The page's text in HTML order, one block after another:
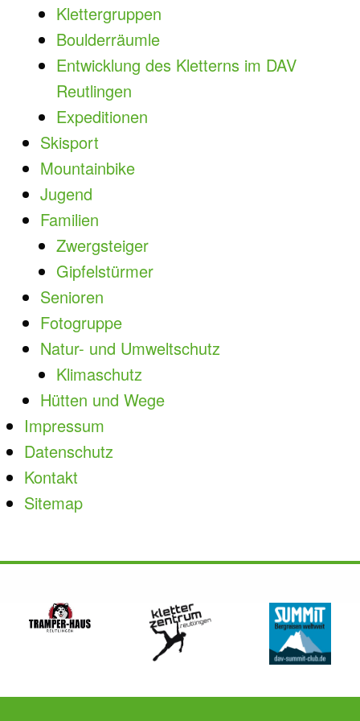
Klettergruppen
Boulderräumle
Entwicklung des Kletterns im DAV
Reutlingen
Expeditionen
Skisport
Mountainbike
Jugend
Familien
Zwergsteiger
Gipfelstürmer
Senioren
Fotogruppe
Natur- und Umweltschutz
Klimaschutz
Hütten und Wege
Impressum
Datenschutz
Kontakt
Sitemap